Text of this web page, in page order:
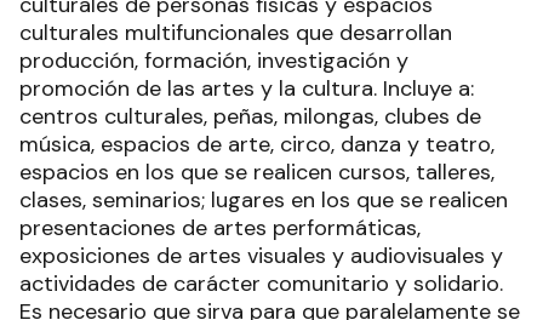
culturales multifuncionales que desarrollan
producción, formación, investigación y
promoción de las artes y la cultura. Incluye a:
centros culturales, peñas, milongas, clubes de
música, espacios de arte, circo, danza y teatro,
espacios en los que se realicen cursos, talleres,
clases, seminarios; lugares en los que se realicen
presentaciones de artes performáticas,
exposiciones de artes visuales y audiovisuales y
actividades de carácter comunitario y solidario.
Es necesario que sirva para que paralelamente se